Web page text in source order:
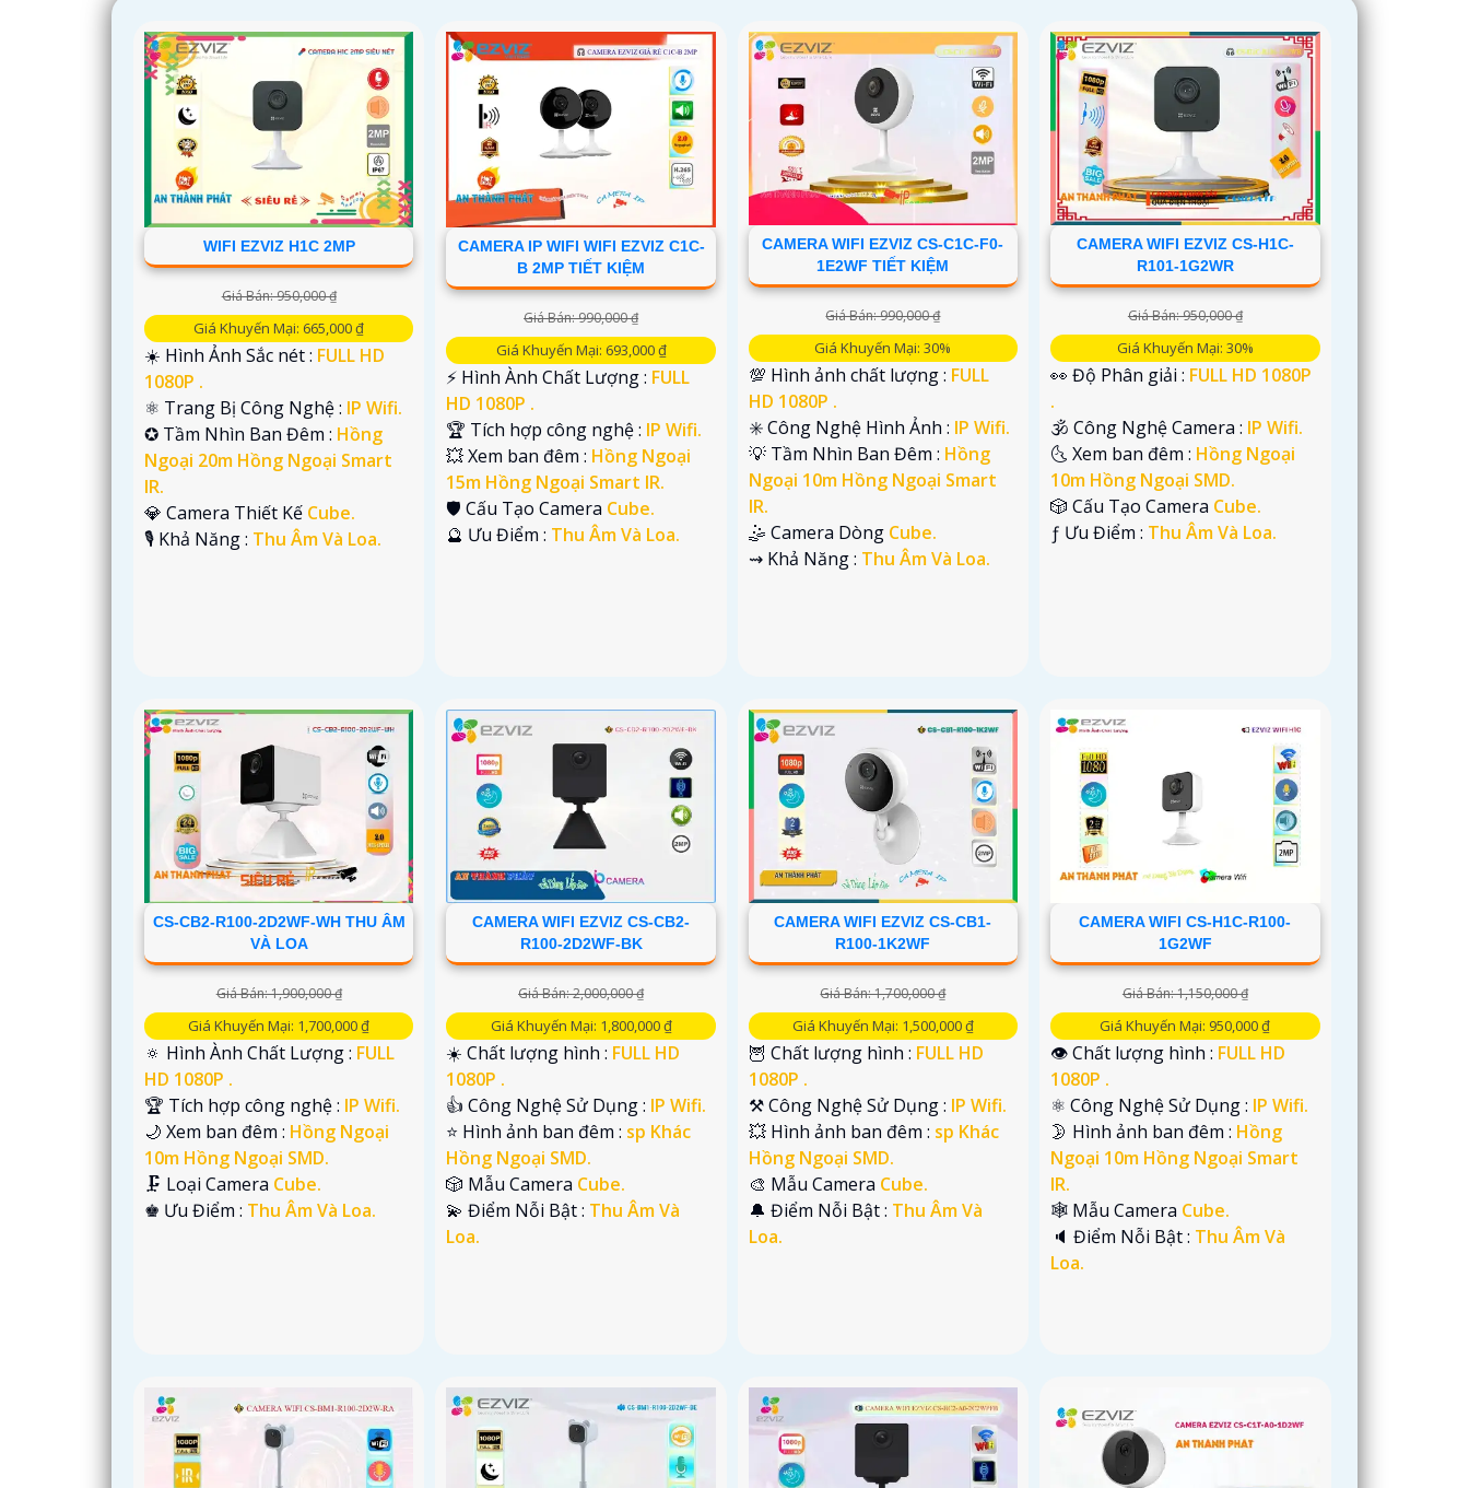
WIFI EZVIZ H1C 2MP
Giá Bán: 950,000 ₫
Giá Khuyến Mại: 665,000 ₫
☀️ Hình Ảnh Sắc nét : FULL HD
1080P .
⚛️ Trang Bị Công Nghệ : IP Wifi.
✪ Tầm Nhìn Ban Đêm : Hồng
Ngoại 20m Hồng Ngoại Smart
IR.
💎 Camera Thiết Kế Cube.
️🎙 Khả Năng : Thu Âm Và Loa.
CAMERA IP WIFI WIFI EZVIZ C1C-
B 2MP TIẾT KIỆM
Giá Bán: 990,000 ₫
Giá Khuyến Mại: 693,000 ₫
️⚡ Hình Ành Chất Lượng : FULL
HD 1080P .
🏆 Tích hợp công nghệ : IP Wifi.
💥 Xem ban đêm : Hồng Ngoại
15m Hồng Ngoại Smart IR.
🛡 Cấu Tạo Camera Cube.
️🔮 Ưu Điểm : Thu Âm Và Loa.
CAMERA WIFI EZVIZ CS-C1C-F0-
1E2WF TIẾT KIỆM
Giá Bán: 990,000 ₫
Giá Khuyến Mại: 30%
💯 Hình ảnh chất lượng : FULL
HD 1080P .
✳️ Công Nghệ Hình Ảnh : IP Wifi.
💡 Tầm Nhìn Ban Đêm : Hồng
Ngoại 10m Hồng Ngoại Smart
IR.
🤹 Camera Dòng Cube.
️⇝ Khả Năng : Thu Âm Và Loa.
CAMERA WIFI EZVIZ CS-H1C-
R101-1G2WR
Giá Bán: 950,000 ₫
Giá Khuyến Mại: 30%
👀 Độ Phân giải : FULL HD 1080P
.
🕉️ Công Nghệ Camera : IP Wifi.
🌜 Xem ban đêm : Hồng Ngoại
10m Hồng Ngoại SMD.
🎲 Cấu Tạo Camera Cube.
️ƒ Ưu Điểm : Thu Âm Và Loa.
CS-CB2-R100-2D2WF-WH THU ÂM
VÀ LOA
Giá Bán: 1,900,000 ₫
Giá Khuyến Mại: 1,700,000 ₫
🔅 Hình Ành Chất Lượng : FULL
HD 1080P .
🏆 Tích hợp công nghệ : IP Wifi.
🌙 Xem ban đêm : Hồng Ngoại
10m Hồng Ngoại SMD.
🗜️ Loại Camera Cube.
️♚ Ưu Điểm : Thu Âm Và Loa.
CAMERA WIFI EZVIZ CS-CB2-
R100-2D2WF-BK
Giá Bán: 2,000,000 ₫
Giá Khuyến Mại: 1,800,000 ₫
☀️ Chất lượng hình : FULL HD
1080P .
👍 Công Nghệ Sử Dụng : IP Wifi.
⭐ Hình ảnh ban đêm : sp Khác
Hồng Ngoại SMD.
🎲 Mẫu Camera Cube.
️💫 Điểm Nỗi Bật : Thu Âm Và
Loa.
CAMERA WIFI EZVIZ CS-CB1-
R100-1K2WF
Giá Bán: 1,700,000 ₫
Giá Khuyến Mại: 1,500,000 ₫
🦉 Chất lượng hình : FULL HD
1080P .
⚒ Công Nghệ Sử Dụng : IP Wifi.
💥 Hình ảnh ban đêm : sp Khác
Hồng Ngoại SMD.
🎨 Mẫu Camera Cube.
️🔔 Điểm Nỗi Bật : Thu Âm Và
Loa.
CAMERA WIFI CS-H1C-R100-
1G2WF
Giá Bán: 1,150,000 ₫
Giá Khuyến Mại: 950,000 ₫
👁 Chất lượng hình : FULL HD
1080P .
⚛️ Công Nghệ Sử Dụng : IP Wifi.
🌛 Hình ảnh ban đêm : Hồng
Ngoại 10m Hồng Ngoại Smart
IR.
🕸️ Mẫu Camera Cube.
️🔈 Điểm Nỗi Bật : Thu Âm Và
Loa.